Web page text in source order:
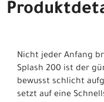
Nicht jeder Anfang
Splash 200 ist der
bewusst schlicht
setzt auf eine